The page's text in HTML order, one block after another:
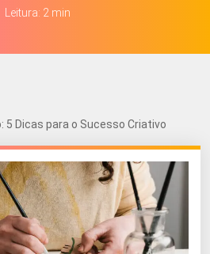
Leitura: 2 min
5 Dicas para o Sucesso Criativo